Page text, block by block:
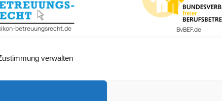
verwalten
betreuungsrecht.de BvBEF.de